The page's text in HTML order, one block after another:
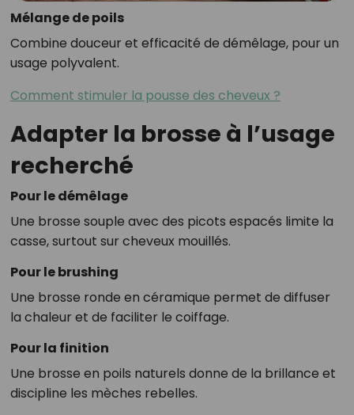
Mélange de poils
Combine douceur et efficacité de démêlage, pour un
usage polyvalent.
Comment stimuler la pousse des cheveux ?
Adapter la brosse à l’usage
recherché
Pour le démêlage
Une brosse souple avec des picots espacés limite la
casse, surtout sur cheveux mouillés.
Pour le brushing
Une brosse ronde en céramique permet de diffuser
la chaleur et de faciliter le coiffage.
Pour la finition
Une brosse en poils naturels donne de la brillance et
discipline les mèches rebelles.